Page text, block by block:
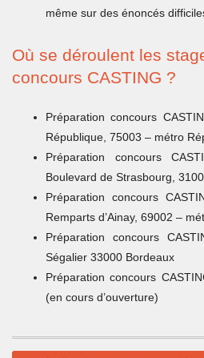
même sur des énoncés
Où se déroulent les
concours CASTING ?
Préparation concours
République, 75003 – métro
Préparation concours
Boulevard de Strasbourg,
Préparation concours
Remparts d’Ainay, 69002 –
Préparation concours
Ségalier 33000 Bordeaux
Préparation concours
(en cours d’ouverture)